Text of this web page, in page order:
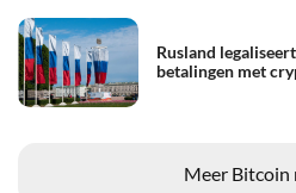
Rusland
betalingen met
Meer Bitcoin